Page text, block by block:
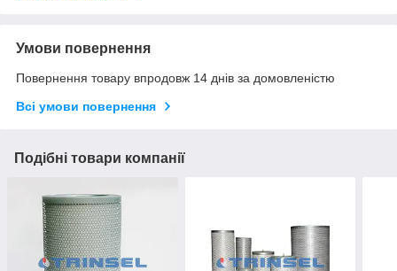
Умови повернення
Повернення товару впродовж 14 днів за домовленістю
Всі умови повернення
Подібні товари компанії